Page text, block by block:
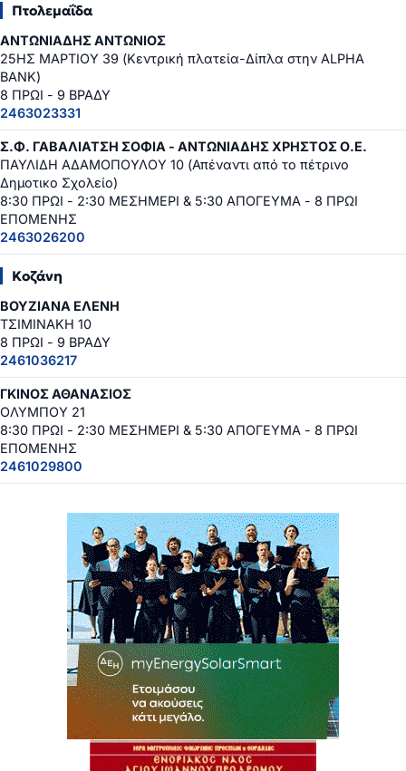
Πτολεμαΐδα
ΑΝΤΩΝΙΑΔΗΣ ΑΝΤΩΝΙΟΣ
25ΗΣ ΜΑΡΤΙΟΥ 39 (Κεντρική πλατεία-Δίπλα στην ALPHA
BANK)
8 ΠΡΩΙ - 9 ΒΡΑΔΥ
2463023331
Σ.Φ. ΓΑΒΑΛΙΑΤΣΗ ΣΟΦΙΑ - ΑΝΤΩΝΙΑΔΗΣ ΧΡΗΣΤΟΣ Ο.Ε.
ΠΑΥΛΙΔΗ ΑΔΑΜΟΠΟΥΛΟΥ 10 (Απέναντι από το πέτρινο
Δημοτικο Σχολείο)
8:30 ΠΡΩΙ - 2:30 ΜΕΣΗΜΕΡΙ & 5:30 ΑΠΟΓΕΥΜΑ - 8 ΠΡΩΙ
ΕΠΟΜΕΝΗΣ
2463026200
Κοζάνη
ΒΟΥΖΙΑΝΑ ΕΛΕΝΗ
ΤΣΙΜΙΝΑΚΗ 10
8 ΠΡΩΙ - 9 ΒΡΑΔΥ
2461036217
ΓΚΙΝΟΣ ΑΘΑΝΑΣΙΟΣ
ΟΛΥΜΠΟΥ 21
8:30 ΠΡΩΙ - 2:30 ΜΕΣΗΜΕΡΙ & 5:30 ΑΠΟΓΕΥΜΑ - 8 ΠΡΩΙ
ΕΠΟΜΕΝΗΣ
2461029800